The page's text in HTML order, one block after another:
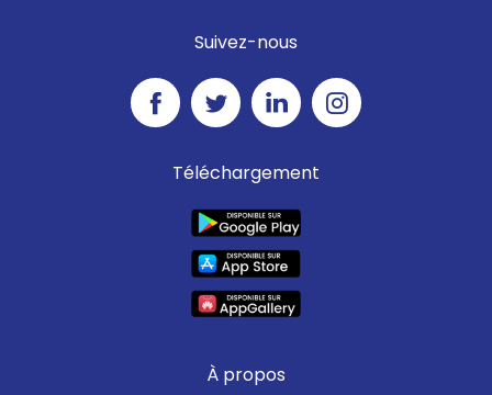
Suivez-nous
Téléchargement
À propos